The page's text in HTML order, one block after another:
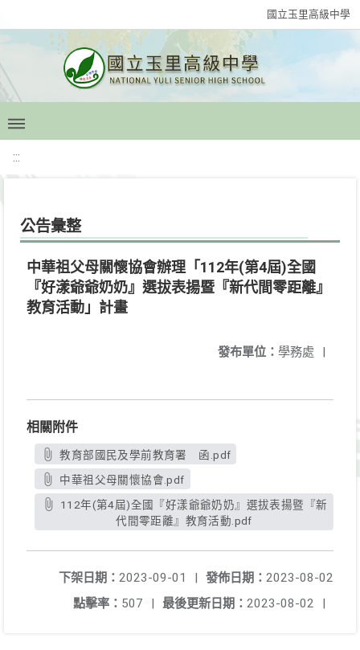
國立玉里高級中學
:::
公告彙整
中華祖父母關懷協會辦理「112年(第4屆)全國
『好漾爺爺奶奶』選拔表揚暨『新代間零距離』
教育活動」計畫
發布單位： 學務處 |
相關附件
教育部國民及學前教育署 函.pdf
中華祖父母關懷協會.pdf
代間零距離』教育活動.pdf
發佈日期： 2023-08-02
下架日期： 2023-09-01
|
最後更新日期： 2023-08-02 |
點擊率： 507 |